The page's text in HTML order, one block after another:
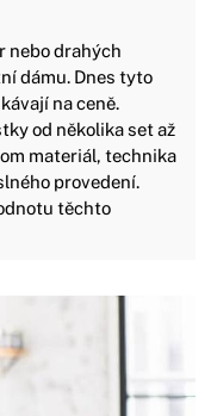
nebo drahých
dámu. Dnes tyto
na ceně.
od několika set až
materiál, technika
provedení.
těchto